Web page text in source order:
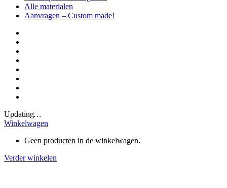
Alle materialen
Aanvragen – Custom made!
Updating…
Winkelwagen
Geen producten in de winkelwagen.
Verder winkelen